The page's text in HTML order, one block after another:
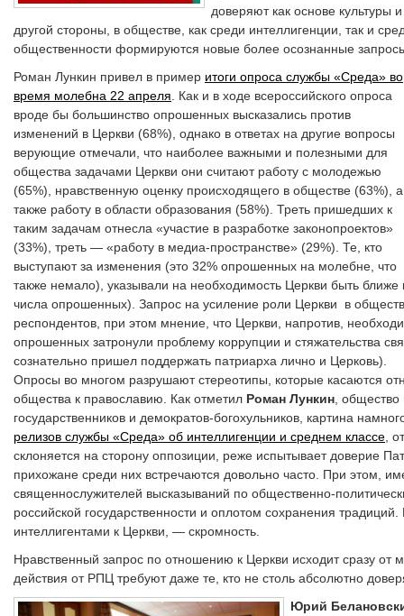
доверяют как основе культуры
другой стороны, в обществе, как среди интеллигенции, так и
общественности формируются новые более осознанные
Роман Лункин привел в пример итоги опроса службы «Среда» во
время молебна 22 апреля . Как и в ходе всероссийского опроса
вроде бы большинство опрошенных высказались против
изменений в Церкви (68%), однако в ответах на другие вопросы
верующие отмечали, что наиболее важными и полезными для
общества задачами Церкви они считают работу с молодежью
(65%), нравственную оценку происходящего в обществе (63%), а
также работу в области образования (58%). Треть пришедших к
таким задачам отнесла «участие в разработке законопроектов»
(33%), треть — «работу в медиа-пространстве» (29%). Те, кто
выступают за изменения (это 32% опрошенных на молебне, что
также немало), указывали на необходимость Церкви быть
числа опрошенных). Запрос на усиление роли Церкви в
респондентов, при этом мнение, что Церкви, напротив,
опрошенных затронули проблему коррупции и стяжательства
сознательно пришел поддержать патриарха лично и Церковь).
Опросы во многом разрушают стереотипы, которые касаются
общества к православию. Как отметил Роман Лункин ,
государственников и демократов-богохульников, картина
релизов службы «Среда» об интеллигенции и среднем классе ,
склоняется на сторону оппозиции, реже испытывает доверие
прихожане среди них встречаются довольно часто. При этом,
священнослужителей высказываний по общественно-
российской государственности и оплотом сохранения
интеллигентами к Церкви, — скромность.
Нравственный запрос по отношению к Церкви исходит сразу от
действия от РПЦ требуют даже те, кто не столь абсолютно
Юрий